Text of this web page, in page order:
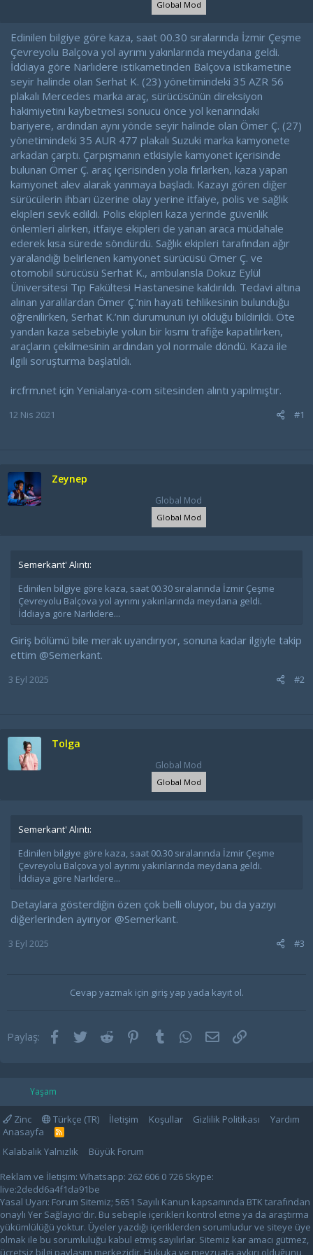
t
a
n
h
i
Global Mod
Edinilen bilgiye göre kaza, saat 00.30 sıralarında İzmir Çeşme
Çevreyolu Balçova yol ayrımı yakınlarında meydana geldi.
İddiaya göre Narlıdere istikametinden Balçova istikametine
seyir halinde olan Serhat K. (23) yönetimindeki 35 AZR 56
plakalı Mercedes marka araç, sürücüsünün direksiyon
hakimiyetini kaybetmesi sonucu önce yol kenarındaki
bariyere, ardından aynı yönde seyir halinde olan Ömer Ç. (27)
yönetimindeki 35 AUR 477 plakalı Suzuki marka kamyonete
arkadan çarptı. Çarpışmanın etkisiyle kamyonet içerisinde
bulunan Ömer Ç. araç içerisinden yola fırlarken, kaza yapan
kamyonet alev alarak yanmaya başladı. Kazayı gören diğer
sürücülerin ihbarı üzerine olay yerine itfaiye, polis ve sağlık
ekipleri sevk edildi. Polis ekipleri kaza yerinde güvenlik
önlemleri alırken, itfaiye ekipleri de yanan araca müdahale
ederek kısa sürede söndürdü. Sağlık ekipleri tarafından ağır
yaralandığı belirlenen kamyonet sürücüsü Ömer Ç. ve
otomobil sürücüsü Serhat K., ambulansla Dokuz Eylül
Üniversitesi Tıp Fakültesi Hastanesine kaldırıldı. Tedavi altına
alınan yaralılardan Ömer Ç.’nin hayati tehlikesinin bulunduğu
öğrenilirken, Serhat K.’nin durumunun iyi olduğu bildirildi. Öte
yandan kaza sebebiyle yolun bir kısmı trafiğe kapatılırken,
araçların çekilmesinin ardından yol normale döndü. Kaza ile
ilgili soruşturma başlatıldı.
ircfrm.net için Yenialanya-com sitesinden alıntı yapılmıştır.
#1
12 Nis 2021
Zeynep
Global Mod
Global Mod
Semerkant' Alıntı:
Edinilen bilgiye göre kaza, saat 00.30 sıralarında İzmir Çeşme
Çevreyolu Balçova yol ayrımı yakınlarında meydana geldi.
İddiaya göre Narlıdere...
Giriş bölümü bile merak uyandırıyor, sonuna kadar ilgiyle takip
ettim @Semerkant.
#2
3 Eyl 2025
Tolga
Global Mod
Global Mod
Semerkant' Alıntı:
Edinilen bilgiye göre kaza, saat 00.30 sıralarında İzmir Çeşme
Çevreyolu Balçova yol ayrımı yakınlarında meydana geldi.
İddiaya göre Narlıdere...
Detaylara gösterdiğin özen çok belli oluyor, bu da yazıyı
diğerlerinden ayırıyor @Semerkant.
#3
3 Eyl 2025
Cevap yazmak için giriş yap yada kayıt ol.
Paylaş: Facebook
Twitter Reddit Pinterest
Tumblr WhatsApp
E-postaLink
Yaşam
Zinc Türkçe (TR) İletişim Koşullar Gizlilik Politikası
Yardım
Anasayfa
R
S
Kalabalık Yalnızlık
Büyük Forum
Reklam ve İletişim: Whatsapp: 262 606 0 726 Skype:
live:2dedd6a4f1da91be
Yasal Uyarı: Forum Sitemiz; 5651 Sayılı Kanun kapsamında BTK tarafından
onaylı Yer Sağlayıcı'dır. Bu sebeple içerikleri kontrol etme ya da araştırma
yükümlülüğü yoktur. Üyeler yazdığı içeriklerden sorumludur ve siteye üye
olmak ile bu sorumluluğu kabul etmiş sayılırlar. Sitemiz kar amacı gütmez,
ücretsiz bilgi paylaşım merkezidir. Hukuka ve mevzuata aykırı olduğunu